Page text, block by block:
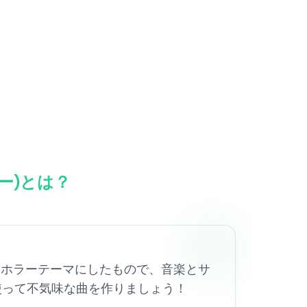
)とは？
ラーテーマにしたもので、音楽とサ
て不気味な曲を作りましょう！